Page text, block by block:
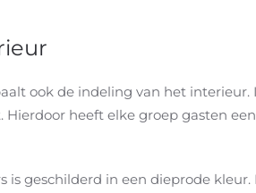
ook de indeling van het
heeft elke groep gasten
is geschilderd in een dieprode